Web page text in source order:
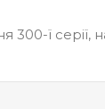
ї серії,